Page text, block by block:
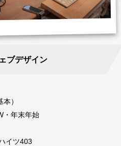
ブデザイン
）
・年末年始
イツ403